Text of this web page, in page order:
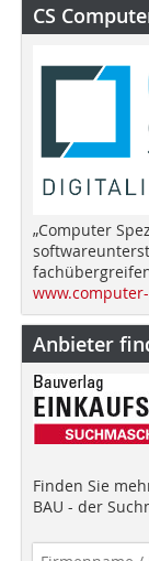
CS
„Computer
Anbieter
Finden Sie
BAU - der